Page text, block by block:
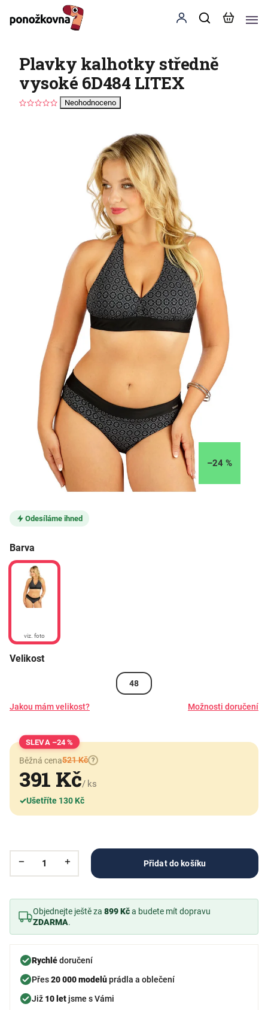
Plavky kalhotky středně
vysoké 6D484 LITEX
Neohodnoceno
–24 %
Odesíláme ihned
Barva
viz. foto
Velikost
48
Jakou mám velikost? Možnosti doručení
–24 %
Běžná cena521 Kč ?
391 Kč/ ks
✓Ušetříte 130 Kč
Přidat do košíku
Objednejte ještě za 899 Kča budete mít dopravu
ZDARMA.
Rychlédoručení
Přes20 000 modelůprádla a oblečení
Již 10 let jsme s Vámi